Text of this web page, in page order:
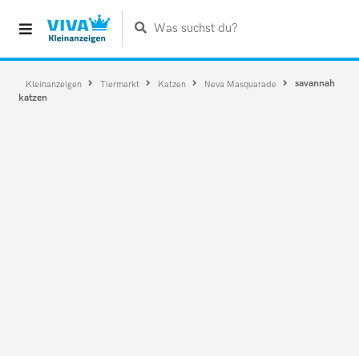
Was suchst du?
Kleinanzeigen Tiermarkt Katzen Neva Masquarade
savannah
katzen